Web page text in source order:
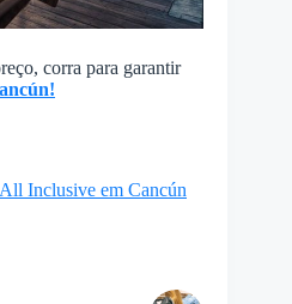
corra para garantir
Inclusive em Cancún